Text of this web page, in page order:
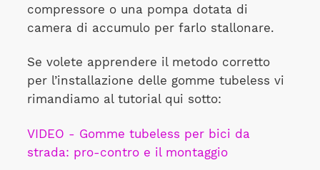
compressore o una pompa dotata di
camera di accumulo per farlo stallonare.
Se volete apprendere il metodo corretto
per l’installazione delle gomme tubeless vi
rimandiamo al tutorial qui sotto:
VIDEO - Gomme tubeless per bici da
strada: pro-contro e il montaggio